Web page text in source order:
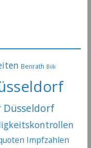
Benrath Bilk
Düsseldorf
Impfzahlen